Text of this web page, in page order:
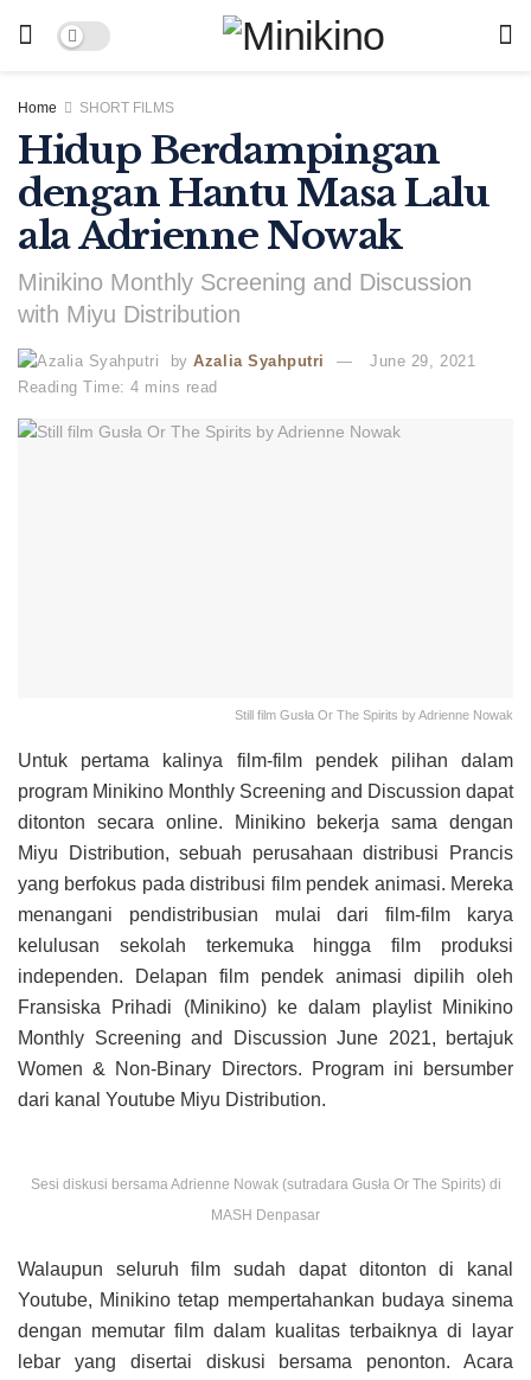
Home SHORT FILMS
Hidup Berdampingan
dengan Hantu Masa Lalu
ala Adrienne Nowak
Minikino Monthly Screening and Discussion
with Miyu Distribution
by Azalia Syahputri
June 29, 2021
Reading Time: 4 mins read
Still film Gusła Or The Spirits by Adrienne Nowak
Untuk pertama kalinya film-film pendek pilihan dalam
program Minikino Monthly Screening and Discussion dapat
ditonton secara online. Minikino bekerja sama dengan
Miyu Distribution, sebuah perusahaan distribusi Prancis
yang berfokus pada distribusi film pendek animasi. Mereka
menangani pendistribusian mulai dari film-film karya
kelulusan sekolah terkemuka hingga film produksi
independen. Delapan film pendek animasi dipilih oleh
Fransiska Prihadi (Minikino) ke dalam playlist Minikino
Monthly Screening and Discussion June 2021, bertajuk
Women & Non-Binary Directors. Program ini bersumber
dari kanal Youtube Miyu Distribution.
Sesi diskusi bersama Adrienne Nowak (sutradara Gusła Or The Spirits) di
MASH Denpasar
Walaupun seluruh film sudah dapat ditonton di kanal
Youtube, Minikino tetap mempertahankan budaya sinema
dengan memutar film dalam kualitas terbaiknya di layar
lebar yang disertai diskusi bersama penonton. Acara